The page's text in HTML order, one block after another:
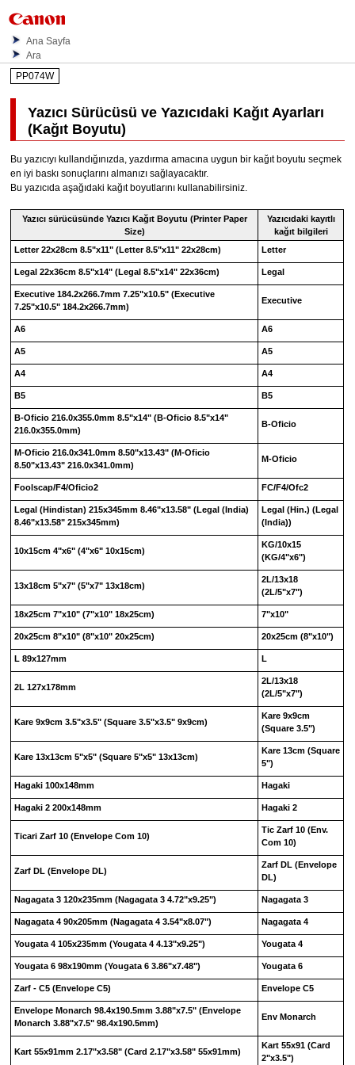
Ana Sayfa
Ara
PP074W
Yazıcı Sürücüsü veYazıcıdaki Kağıt Ayarları
(Kağıt Boyutu)
Buyazıcıyı kullandığınızda, yazdırma amacına uygun bir kağıt boyutu seçmek
en iyi baskı sonuçlarını almanızı sağlayacaktır.
Buyazıcıda aşağıdaki kağıt boyutlarını kullanabilirsiniz.
Yazıcı sürücüsünde Yazıcı Kağıt Boyutu (Printer Paper
Size)
Yazıcıdaki kayıtlı
kağıt bilgileri
Letter 22x28cm 8.5"x11" (Letter 8.5"x11" 22x28cm) Letter
Legal 22x36cm 8.5"x14" (Legal 8.5"x14" 22x36cm) Legal
Executive 184.2x266.7mm 7.25"x10.5" (Executive
7.25"x10.5" 184.2x266.7mm)
Executive
A6 A6
A5 A5
A4 A4
B5 B5
B-Oficio 216.0x355.0mm 8.5"x14" (B-Oficio 8.5"x14"
216.0x355.0mm)
B-Oficio
M-Oficio 216.0x341.0mm 8.50"x13.43" (M-Oficio
8.50"x13.43" 216.0x341.0mm)
M-Oficio
Foolscap/F4/Oficio2 FC/F4/Ofc2
Legal (Hindistan) 215x345mm 8.46"x13.58" (Legal (India)
8.46"x13.58" 215x345mm)
Legal (Hin.) (Legal
(India))
10x15cm 4"x6" (4"x6" 10x15cm)
KG/10x15
(KG/4"x6")
13x18cm 5"x7" (5"x7" 13x18cm)
2L/13x18
(2L/5"x7")
18x25cm 7"x10" (7"x10" 18x25cm) 7"x10"
20x25cm 8"x10" (8"x10" 20x25cm) 20x25cm (8"x10")
L 89x127mm L
2L 127x178mm
2L/13x18
(2L/5"x7")
Kare 9x9cm 3.5"x3.5" (Square 3.5"x3.5" 9x9cm)
Kare 9x9cm
(Square 3.5")
Kare 13x13cm 5"x5" (Square 5"x5" 13x13cm)
Kare 13cm (Square
5")
Hagaki 100x148mm Hagaki
Hagaki 2 200x148mm Hagaki 2
Ticari Zarf 10 (Envelope Com 10)
Tic Zarf 10 (Env.
Com 10)
Zarf DL (Envelope DL)
Zarf DL (Envelope
DL)
Nagagata 3 120x235mm (Nagagata 3 4.72"x9.25") Nagagata 3
Nagagata 4 90x205mm (Nagagata 4 3.54"x8.07") Nagagata 4
Yougata 4 105x235mm (Yougata 4 4.13"x9.25") Yougata 4
Yougata 6 98x190mm (Yougata 6 3.86"x7.48") Yougata 6
Zarf - C5 (Envelope C5) Envelope C5
Envelope Monarch 98.4x190.5mm 3.88"x7.5" (Envelope
Monarch 3.88"x7.5" 98.4x190.5mm)
Env Monarch
Kart 55x91mm 2.17"x3.58" (Card 2.17"x3.58" 55x91mm)
Kart 55x91 (Card
2"x3.5")